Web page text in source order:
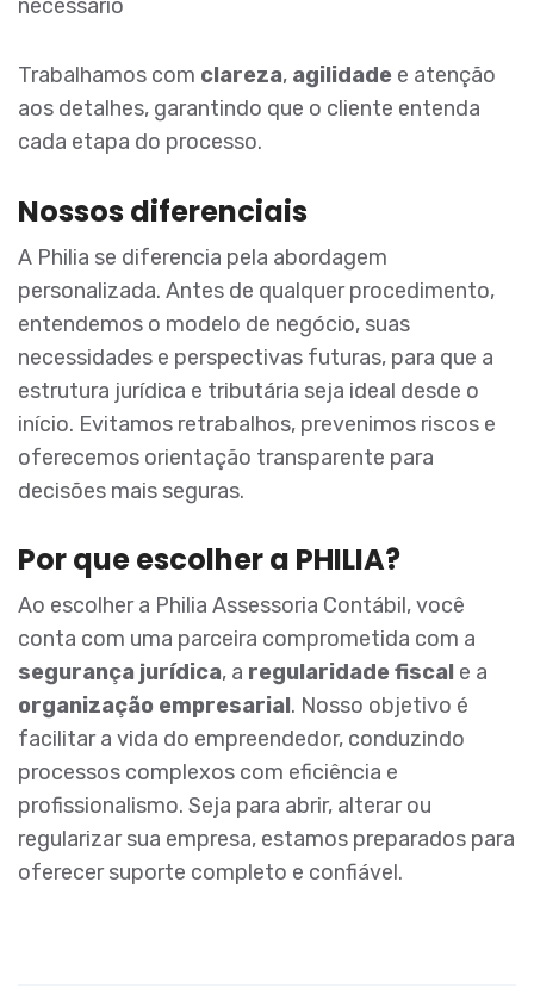
necessário
Trabalhamos com clareza, agilidade e atenção
aos detalhes, garantindo que o cliente entenda
cada etapa do processo.
Nossos diferenciais
A Philia se diferencia pela abordagem
personalizada. Antes de qualquer procedimento,
entendemos o modelo de negócio, suas
necessidades e perspectivas futuras, para que a
estrutura jurídica e tributária seja ideal desde o
início. Evitamos retrabalhos, prevenimos riscos e
oferecemos orientação transparente para
decisões mais seguras.
Por que escolher a PHILIA?
Ao escolher a Philia Assessoria Contábil, você
conta com uma parceira comprometida com a
segurança jurídica, a regularidade fiscal e a
organização empresarial. Nosso objetivo é
facilitar a vida do empreendedor, conduzindo
processos complexos com eficiência e
profissionalismo. Seja para abrir, alterar ou
regularizar sua empresa, estamos preparados para
oferecer suporte completo e confiável.